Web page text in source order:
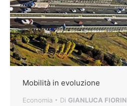
Mobilità in evoluzione
Economia Di GIANLUCA